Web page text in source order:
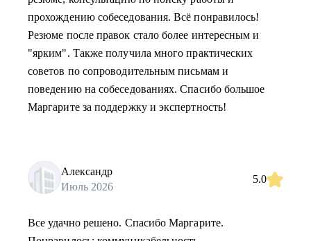
прохождению собеседования. Всё понравилось!
Резюме после правок стало более интересным и
"ярким". Также получила много практических
советов по сопроводительным письмам и
поведению на собеседованиях. Спасибо большое
Маргарите за поддержку и экспертность!
Александр
Июль 2026
5.0
Все удачно решено. Спасибо Маргарите.